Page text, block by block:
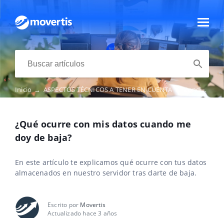
Inicio→ ASPECTOS TÉCNICOS A TENER EN CUENTA Condiciones generales
¿Qué ocurre con mis datos cuando me
doy de baja?
En este artículo te explicamos qué ocurre con tus datos
almacenados en nuestro servidor tras darte de baja.
Escrito por Movertis
Actualizado hace 3 años